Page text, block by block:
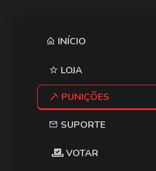
INÍCIO
LOJA
PUNIÇÕES
SUPORTE
VOTAR